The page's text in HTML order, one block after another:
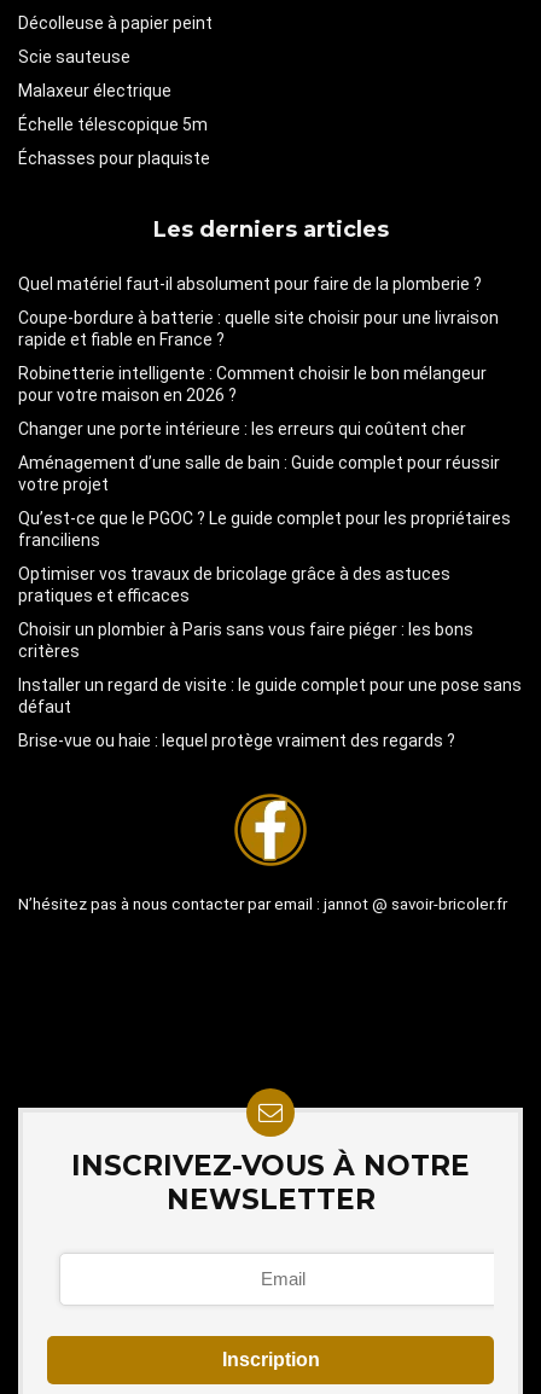
Décolleuse à papier peint
Scie sauteuse
Malaxeur électrique
Échelle télescopique 5m
Échasses pour plaquiste
Les derniers articles
Quel matériel faut-il absolument pour faire de la plomberie ?
Coupe-bordure à batterie : quelle site choisir pour une livraison
rapide et fiable en France ?
Robinetterie intelligente : Comment choisir le bon mélangeur
pour votre maison en 2026 ?
Changer une porte intérieure : les erreurs qui coûtent cher
Aménagement d’une salle de bain : Guide complet pour réussir
votre projet
Qu’est-ce que le PGOC ? Le guide complet pour les propriétaires
franciliens
Optimiser vos travaux de bricolage grâce à des astuces
pratiques et efficaces
Choisir un plombier à Paris sans vous faire piéger : les bons
critères
Installer un regard de visite : le guide complet pour une pose sans
défaut
Brise-vue ou haie : lequel protège vraiment des regards ?
N’hésitez pas à nous contacter par email : jannot @ savoir-bricoler.fr
INSCRIVEZ-VOUS À NOTRE
NEWSLETTER